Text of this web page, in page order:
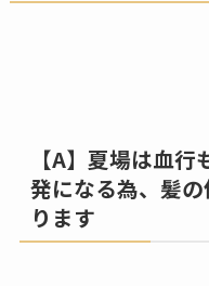
【A】夏場は血
発になる為、髪
ります